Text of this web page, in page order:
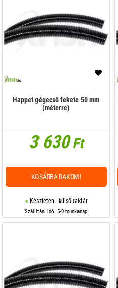
Happet gégecső fekete 50 mm
(méterre)
3 630Ft
Készleten - külső raktár
Szállítási idő: 5-9 munkanap
KOSÁRBA RAKOM!